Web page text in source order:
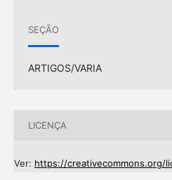
SEÇÃO
ARTIGOS/VARIA
LICENÇA
Ver: https://creativecommons.org/